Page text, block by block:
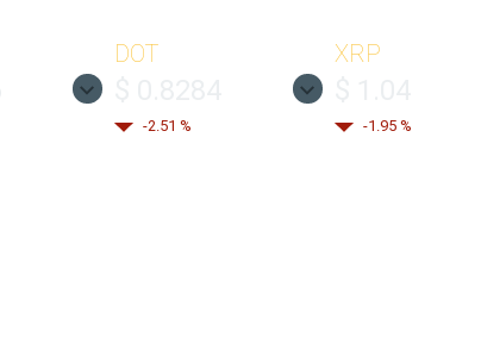
DOT
-2.51 %
XRP
-1.95 %